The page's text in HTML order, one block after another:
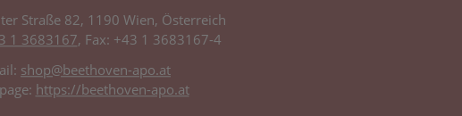
Straße 82, 1190 Wien, Österreich
1 3683167, Fax: +43 1 3683167-4
shop@beethoven-apo.at
https://beethoven-apo.at